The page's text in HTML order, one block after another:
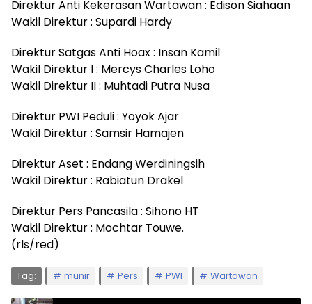
Direktur Anti Kekerasan Wartawan : Edison Siahaan
Wakil Direktur : Supardi Hardy
Direktur Satgas Anti Hoax : Insan Kamil
Wakil Direktur I : Mercys Charles Loho
Wakil Direktur II : Muhtadi Putra Nusa
Direktur PWI Peduli : Yoyok Ajar
Wakil Direktur : Samsir Hamajen
Direktur Aset : Endang Werdiningsih
Wakil Direktur : Rabiatun Drakel
Direktur Pers Pancasila : Sihono HT
Wakil Direktur : Mochtar Touwe.
(rls/red)
Tag: munir Pers PWI Wartawan